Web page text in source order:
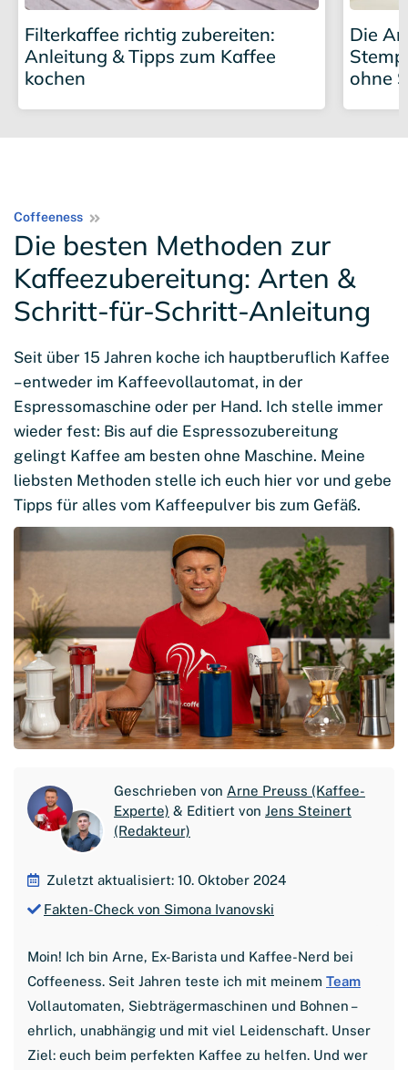
Filterkaffee richtig zubereiten:
Anleitung & Tipps zum Kaffee
kochen
Die
ohne
Coffeeness
Die besten Methoden zur
Kaffeezubereitung: Arten &
Schritt-für-Schritt-Anleitung
Seit über 15 Jahren koche ich hauptberuflich Kaffee
– entweder im Kaffeevollautomat, in der
Espressomaschine oder per Hand. Ich stelle immer
wieder fest: Bis auf die Espressozubereitung
gelingt Kaffee am besten ohne Maschine. Meine
liebsten Methoden stelle ich euch hier vor und gebe
Tipps für alles vom Kaffeepulver bis zum Gefäß.
Geschrieben von Arne Preuss (Kaffee-
Experte) & Editiert von Jens Steinert
(Redakteur)
Zuletzt aktualisiert: 10. Oktober 2024
Fakten-Check von Simona Ivanovski
Moin! Ich bin Arne, Ex-Barista und Kaffee-Nerd bei
Coffeeness. Seit Jahren teste ich mit meinem Team
Vollautomaten, Siebträgermaschinen und Bohnen –
ehrlich, unabhängig und mit viel Leidenschaft. Unser
Ziel: euch beim perfekten Kaffee zu helfen. Und wer